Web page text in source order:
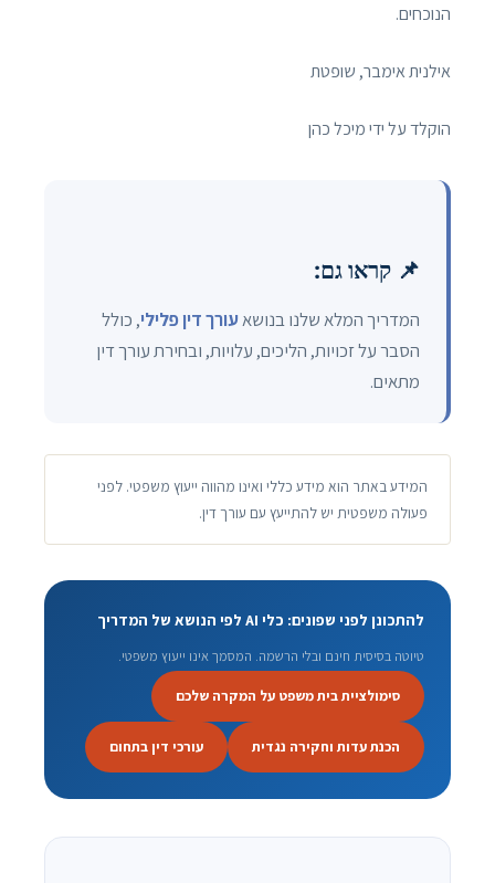
הנוכחים.
אילנית אימבר, שופטת
הוקלד על ידי מיכל כהן
📌 קראו גם:
המדריך המלא שלנו בנושאעורך דין פלילי, כולל
הסבר על זכויות, הליכים, עלויות, ובחירת עורך דין
מתאים.
המידע באתר הוא מידע כללי ואינו מהווה ייעוץ משפטי. לפני
פעולה משפטית יש להתייעץ עם עורך דין.
להתכונן לפני שפונים: כלי AI לפי הנושא של המדריך
טיוטה בסיסית חינם ובלי הרשמה. המסמך אינו ייעוץ משפטי.
סימולציית בית משפט על המקרה שלכם
הכנת עדות וחקירה נגדית עורכי דין בתחום